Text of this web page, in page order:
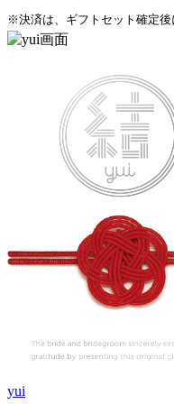
※決済は、ギフトセット確定
yui